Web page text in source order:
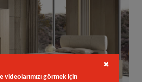
videolarımızı görmek için
✖